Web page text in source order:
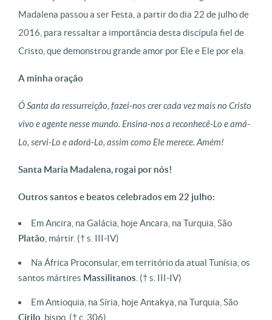
Madalena passou a ser Festa, a partir do dia 22 de julho de
2016, para ressaltar a importância desta discípula fiel de
Cristo, que demonstrou grande amor por Ele e Ele por ela.
A minha oração
Ó Santa da ressurreição, fazei-nos crer cada vez mais no Cristo
vivo e agente nesse mundo. Ensina-nos a reconhecê-Lo e amá-
Lo, servi-Lo e adorá-Lo, assim como Ele merece. Amém!
Santa Maria Madalena, rogai por nós!
Outros santos e beatos celebrados em 22 julho:
Em Ancira, na Galácia, hoje Ancara, na Turquia, São
Platão , mártir. († s. III-IV)
Na África Proconsular, em território da atual Tunísia, os
santos mártires Massilitanos . († s. III-IV)
Em Antioquia, na Síria, hoje Antakya, na Turquia, São
Cirilo , bispo. († c. 306)